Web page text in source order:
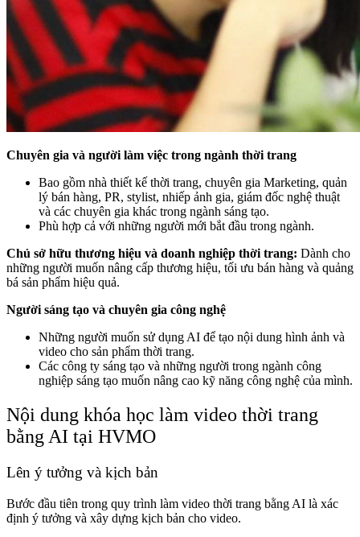
Chuyên gia và người làm việc trong ngành thời trang
Bao gồm nhà thiết kế thời trang, chuyên gia Marketing, quản
lý bán hàng, PR, stylist, nhiếp ảnh gia, giám đốc nghệ thuật
và các chuyên gia khác trong ngành sáng tạo.
Phù hợp cả với những người mới bắt đầu trong ngành.
Chủ sở hữu thương hiệu và doanh nghiệp thời trang: Dành cho
những người muốn nâng cấp thương hiệu, tối ưu bán hàng và quảng
bá sản phẩm hiệu quả.
Người sáng tạo và chuyên gia công nghệ
Những người muốn sử dụng AI để tạo nội dung hình ảnh và
video cho sản phẩm thời trang.
Các công ty sáng tạo và những người trong ngành công
nghiệp sáng tạo muốn nâng cao kỹ năng công nghệ của mình.
Nội dung khóa học làm video thời trang
bằng AI tại HVMO
Lên ý tưởng và kịch bản
Bước đầu tiên trong quy trình làm video thời trang bằng AI là xác
định ý tưởng và xây dựng kịch bản cho video.